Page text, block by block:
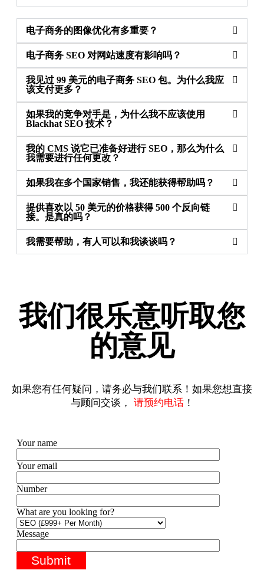
电子商务的图像优化有多重要？
电子商务 SEO 对网站速度有影响吗？
我见过 99 美元的电子商务 SEO 包。为什么我应
该支付更多？
如果我的竞争对手是，为什么我不应该使用
Blackhat SEO 技术？
我的 CMS 说它已准备好进行 SEO，那么为什么
我需要进行任何更改？
如果我在多个国家销售，我还能获得帮助吗？
提供喜欢以 50 美元的价格获得 500 个反向链
接。是真的吗？
我需要帮助，有人可以和我谈谈吗？
我们很乐意听取您
的意见
如果您有任何疑问，请务必与我们联系！如果您想直接
与顾问交谈， 请预约电话！
Your name
Your email
Number
What are you looking for?
Message